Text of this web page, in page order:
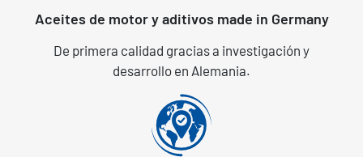
Aceites de motor y aditivos made in Germany
De primera calidad gracias a investigación y
desarrollo en Alemania.